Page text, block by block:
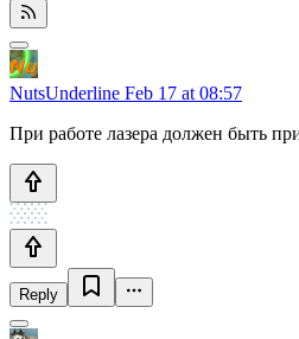
NutsUnderline Feb 17 at 08:57
При работе лазера должен быть
Reply